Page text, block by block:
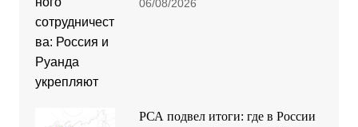
06/08/2026
РСА подвел итоги: где в России